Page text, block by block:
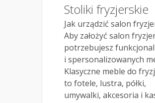
Stoliki fryzjerskie
Jak urządzić salon
Aby założyć salon
potrzebujesz
i spersonalizowanych
Klasyczne meble do
to fotele, lustra, półki,
umywalki, akcesoria i